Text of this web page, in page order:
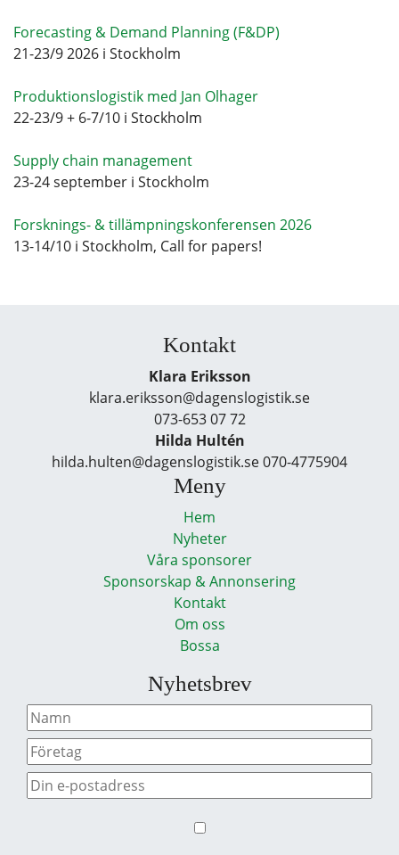
Forecasting & Demand Planning (F&DP)
21-23/9 2026 i Stockholm
Produktionslogistik med Jan Olhager
22-23/9 + 6-7/10 i Stockholm
Supply chain management
23-24 september i Stockholm
Forsknings- & tillämpningskonferensen 2026
13-14/10 i Stockholm, Call for papers!
Kontakt
Klara Eriksson
klara.eriksson@dagenslogistik.se
073-653 07 72
Hilda Hultén
hilda.hulten@dagenslogistik.se 070-4775904
Meny
Hem
Nyheter
Våra sponsorer
Sponsorskap & Annonsering
Kontakt
Om oss
Bossa
Nyhetsbrev